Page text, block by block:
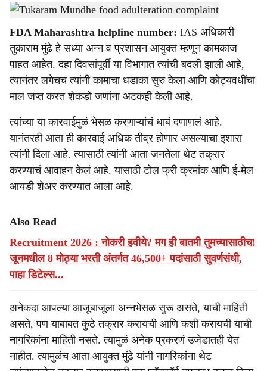
a
r
e
Tukaram Mundhe food adulteration complaint -Sarkarnama
FDA Maharashtra helpline number: IAS अधिकारी
तुकाराम मुंढे हे सध्या अन्न व प्रशासन आयुक्त म्हणून कामकाज
पाहत आहेत. दहा दिवसांपूर्वी या विभागात त्यांची बदली झाली आहे,
त्यानंतर लगेचच त्यांनी कामाचा धडाका सुरु केला आणि कोट्यवधींचा
माल जप्त करत शेकडो जणांना अटकही केली आहे.
त्यांच्या या कारवाईमुळं भेसळ करणाऱ्यांचं धाबं दणाणलं आहे.
यानंतरही आता ही कारवाई अधिक तीव्र होणार असल्याचा इशारा
त्यांनी दिला आहे. त्यासाठी त्यांनी आता जनतेला थेट तक्रार
करण्याचं आवाहन केलं आहे. यासाठी टोल फ्री क्रमांक आणि ई-मेल
आयडी शेअर करण्यात आला आहे.
Also Read
Recruitment 2026 : नोकरी हवीये? मग ही बातमी तुमच्यासाठीच!
जूनमधील 8 मोठ्या भरती अंतर्गत 46,500+ पदांसाठी सुवर्णसंधी,
पाहा डिटेल्स...
अनेकदा आपल्या आजूबाजूला अन्नभेसळ सुरू असते, याची माहिती
असते, पण याबाबत कुठे तक्रार करायची आणि कशी करायची याची
नागरिकांना माहिती नसते. त्यामुळं अनेक प्रकरणं उजेडातही येत
नाहीत. त्यामुळंच आता आयुक्त मुंढे यांनी नागरिकांना थेट